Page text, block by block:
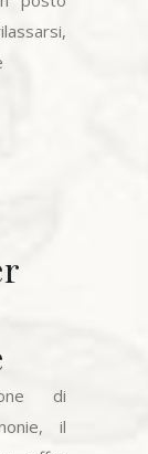
di
il